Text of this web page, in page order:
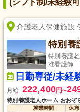
介護老人保健施設
特別養
特別養護
准看護師
日勤専従/未経
月給 222,400円〜
特別養護老人ホーム おおぞ
就業時間 休憩